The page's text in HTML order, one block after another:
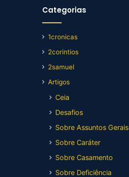
Categorias
1cronicas
2corintios
2samuel
Artigos
Ceia
Desafios
Sobre Assuntos Gerais
Sobre Caráter
Sobre Casamento
Sobre Deficiência